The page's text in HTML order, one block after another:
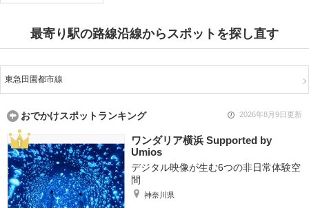
最寄り駅の路線沿線からスポットを探し直す
東急田園都市線
おでかけスポットランキング 2026年8月9日更新
ワンダリア横浜 Supported by
Umios
デジタル映像が生む6つの非日常体験空
間
神奈川県